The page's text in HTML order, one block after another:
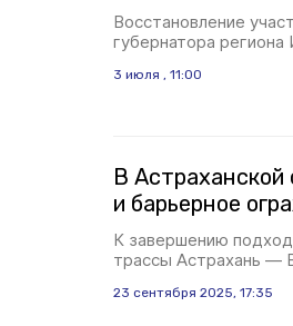
Восстановление
губернатора
3 июля , 11:00
В
и барьерное
К завершению
трассы Астрахань —
23 сентября 2025, 17:35